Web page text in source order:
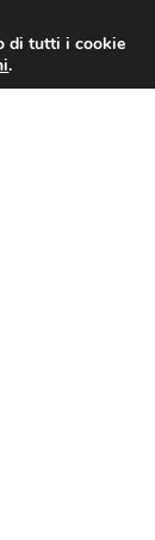
RECENSIONI
di tutti i cookie
.